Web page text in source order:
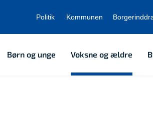
Politik Kommunen
Børn og unge Voksne og ældre